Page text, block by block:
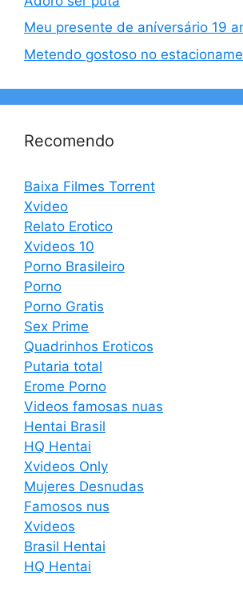
Meu presente de aníversário 19
Metendo gostoso no
Recomendo
Baixa Filmes Torrent
Xvideo
Relato Erotico
Xvideos 10
Porno Brasileiro
Porno
Porno Gratis
Sex Prime
Quadrinhos Eroticos
Putaria total
Erome Porno
Videos famosas nuas
Hentai Brasil
HQ Hentai
Xvideos Only
Mujeres Desnudas
Famosos nus
Xvideos
Brasil Hentai
HQ Hentai